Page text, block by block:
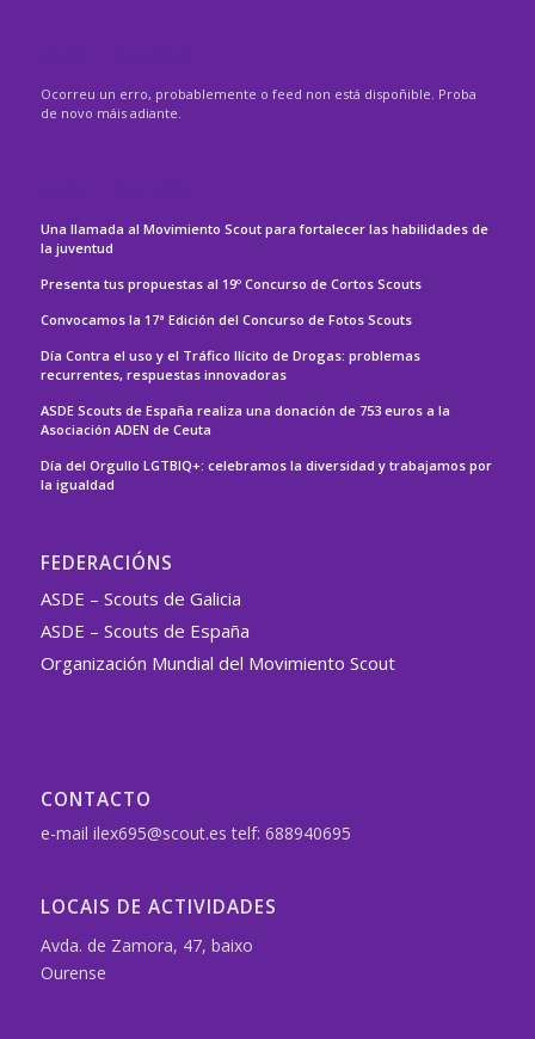
Ocorreu un erro, probablemente o feed non está dispoñible. Proba
de novo máis adiante.
Una llamada al Movimiento Scout para fortalecer las habilidades de
la juventud
Presenta tus propuestas al 19º Concurso de Cortos Scouts
Convocamos la 17ª Edición del Concurso de Fotos Scouts
Día Contra el uso y el Tráfico Ilícito de Drogas: problemas
recurrentes, respuestas innovadoras
ASDE Scouts de España realiza una donación de 753 euros a la
Asociación ADEN de Ceuta
Día del Orgullo LGTBIQ+: celebramos la diversidad y trabajamos por
la igualdad
FEDERACIÓNS
ASDE – Scouts de Galicia
ASDE – Scouts de España
Organización Mundial del Movimiento Scout
CONTACTO
e-mail ilex695@scout.es telf: 688940695
LOCAIS DE ACTIVIDADES
Avda. de Zamora, 47, baixo
Ourense